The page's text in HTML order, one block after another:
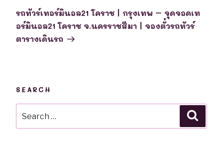
Post
รถทัวร์เทอร์มินอล21 โคราช | กรุงเทพ – จุดจอดเท
อร์มินอล21 โคราช จ.นครราชสีมา | จองตั๋วรถทัวร์
ตารางเดินรถ
SEARCH
for: